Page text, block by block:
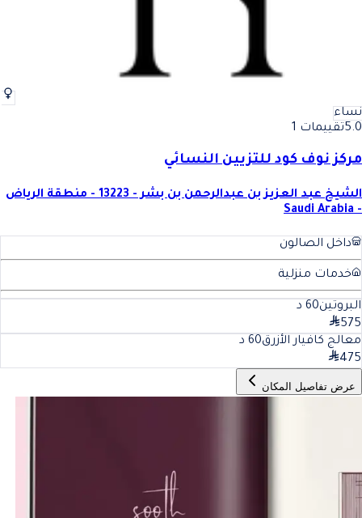
نساء
5.0تقييمات 1
مركز نوف كود للتزيين النسائي
الشيخ عبد العزيز بن عبدالرحمن بن بشر - 13223 - منطقة الرياض
- Saudi Arabia
داخل الصالون
خدمات منزلية
البروتين60 د
575
معالج كافيار الأزرق60 د
475
عرض تفاصيل المكان